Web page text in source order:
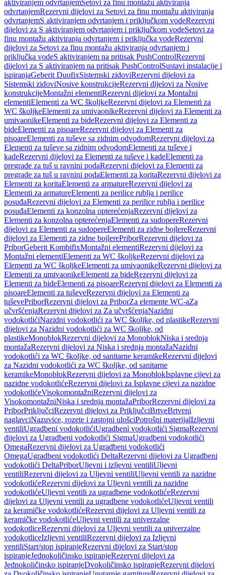
aktiviranjem odvrtanjemSetovi za finu montažu aktiviranja
odvrtanjemRezervni dijelovi za Setovi za finu montažu aktiviranja
odvrtanjemS aktiviranjem odvrtanjem i priključkom vodeRezervni
dijelovi za S aktiviranjem odvrtanjem i priključkom vodeSetovi za
finu montažu aktiviranja odvrtanjem i priključka vodeRezervni
dijelovi za Setovi za finu montažu aktiviranja odvrtanjem i
priključka vodeS aktiviranjem na pritisak PushControlRezervni
dijelovi za S aktiviranjem na pritisak PushControlSustavi instalacije i
ispiranjaGeberit DuofixSistemski zidoviRezervni dijelovi za
Sistemski zidoviNosive konstrukcijeRezervni dijelovi za Nosive
konstrukcijeMontažni elementiRezervni dijelovi za Montažni
elementiElementi za WC školjkeRezervni dijelovi za Elementi za
WC školjkeElementi za umivaonikeRezervni dijelovi za Elementi za
umivaonikeElementi za bideRezervni dijelovi za Elementi za
bideElementi za pisoareRezervni dijelovi za Elementi za
pisoareElementi za tuševe sa zidnim odvodomRezervni dijelovi za
Elementi za tuševe sa zidnim odvodomElementi za tuševe i
kadeRezervni dijelovi za Elementi za tuševe i kadeElementi za
pregrade za tuš u ravnini podaRezervni dijelovi za Elementi za
pregrade za tuš u ravnini podaElementi za koritaRezervni dijelovi za
Elementi za koritaElementi za armatureRezervni dijelovi za
Elementi za armatureElementi za perilice rublja i perilice
posuđaRezervni dijelovi za Elementi za perilice rublja i perilice
posuđaElementi za konzolna opterećenjaRezervni dijelovi za
Elementi za konzolna opterećenjaElementi za sudopereRezervni
dijelovi za Elementi za sudopereElementi za zidne bojlereRezervni
dijelovi za Elementi za zidne bojlerePriborRezervni dijelovi za
PriborGeberit KombifixMontažni elementiRezervni dijelovi za
Montažni elementiElementi za WC školjkeRezervni dijelovi za
Elementi za WC školjkeElementi za umivaonikeRezervni dijelovi za
Elementi za umivaonikeElementi za bideRezervni dijelovi za
Elementi za bideElementi za pisoareRezervni dijelovi za Elementi za
pisoareElementi za tuševeRezervni dijelovi za Elementi za
tuševePriborRezervni dijelovi za PriborZa elemente WC-aZa
učvršćenjaRezervni dijelovi za Za učvršćenjaNazidni
vodokotlićiNazidni vodokotlići za WC školjke, od plastikeRezervni
dijelovi za Nazidni vodokotlići za WC školjke, od
plastikeMonoblokRezervni dijelovi za MonoblokNiska i srednja
montažaRezervni dijelovi za Niska i srednja montažaNazidni
vodokotlići za WC školjke, od sanitarne keramikeRezervni dijelovi
za Nazidni vodokotlići za WC školjke, od sanitarne
keramikeMonoblokRezervni dijelovi za MonoblokIsplavne cijevi za
nazidne vodokotlićeRezervni dijelovi za Isplavne cijevi za nazidne
vodokotlićeVisokomontažniRezervni dijelovi za
VisokomontažniNiska i srednja montažaPriborRezervni dijelovi za
PriborPriključciRezervni dijelovi za PriključciBrtveBrtveni
naglavciNazuvice, rozete i zastojni ulošciPotrošni materijalIzljevni
ventiliUgradbeni vodokotlićiUgradbeni vodokotlići SigmaRezervni
dijelovi za Ugradbeni vodokotlići SigmaUgradbeni vodokotlići
OmegaRezervni dijelovi za Ugradbeni vodokotlići
OmegaUgradbeni vodokotlići DeltaRezervni dijelovi za Ugradbeni
vodokotlići DeltaPriborUljevni i izljevni ventiliUljevni
ventiliRezervni dijelovi za Uljevni ventiliUljevni ventili za nazidne
vodokotlićeRezervni dijelovi za Uljevni ventili za nazidne
vodokotlićeUljevni ventili za ugradbene vodokotlićeRezervni
dijelovi za Uljevni ventili za ugradbene vodokotlićeUljevni ventili
za keramičke vodokotlićeRezervni dijelovi za Uljevni ventili za
keramičke vodokotlićeUljevni ventili za univerzalne
vodokotliceRezervni dijelovi za Uljevni ventili za univerzalne
vodokotliceIzljevni ventiliRezervni dijelovi za Izljevni
ventiliStart/stop ispiranjeRezervni dijelovi za Start/stop
ispiranjeJednokoličinsko ispiranjeRezervni dijelovi za
Jednokoličinsko ispiranjeDvokoličinsko ispiranjeRezervni dijelovi